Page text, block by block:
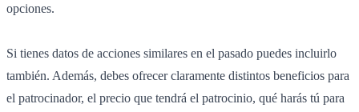
opciones.
Si tienes datos de acciones similares en el pasado puedes incluirlo
también. Además, debes ofrecer claramente distintos beneficios para
el patrocinador, el precio que tendrá el patrocinio, qué harás tú para